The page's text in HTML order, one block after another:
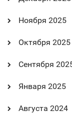
Ноября 2025
Октября 2025
Сентября
Января 2025
Августа 2024